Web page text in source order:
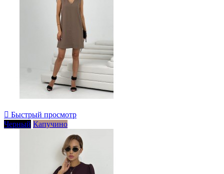
 Быстрый просмотр
Черный Капучино